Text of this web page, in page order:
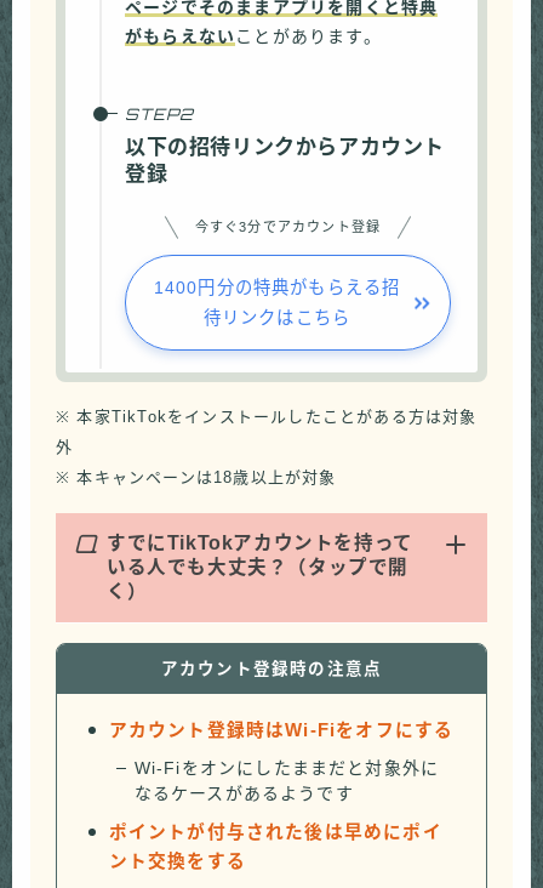
ページでそのままアプリを開くと特典
がもらえない ことがあります。
以下の招待リンクからアカウント
登録
今すぐ3分でアカウント登録
1400円分の特典がもらえる招
待リンクはこちら
※ 本家TikTokをインストールしたことがある方は対象
外
※ 本キャンペーンは18歳以上が対象
Q すでにTikTokアカウントを持って
いる人でも大丈夫？（タップで開
く）
アカウント登録時の注意点
アカウント登録時はWi-Fiをオフにする
Wi-Fiをオンにしたままだと対象外に
なるケースがあるようです
ポイントが付与された後は早めにポイ
ント交換をする